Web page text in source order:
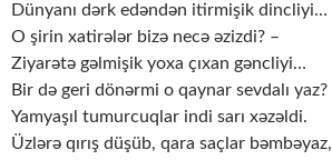
Dünyanı dərk edəndən itirmişik dincliyi…
O şirin xatirələr bizə necə əzizdi? –
Ziyarətə gəlmişik yoxa çıxan gəncliyi…
Bir də geri dönərmi o qaynar sevdalı yaz?
Yamyaşıl tumurcuqlar indi sarı xəzəldi.
Üzlərə qırış düşüb, qara saçlar bəmbəyaz,